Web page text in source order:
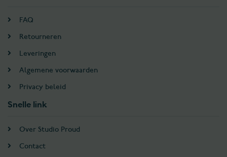
FAQ
Retourneren
Leveringen
Algemene voorwaarden
Privacy beleid
Snelle link
Over Studio Proud
Contact